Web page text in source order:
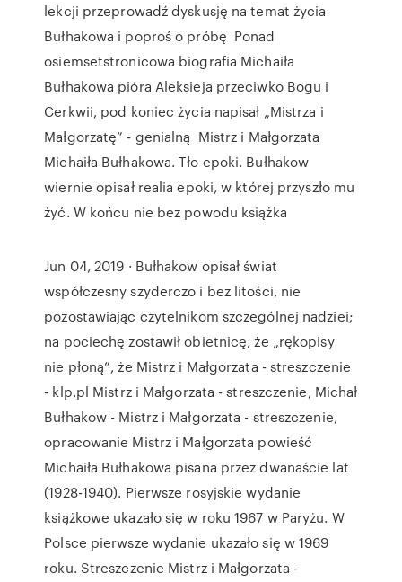
lekcji przeprowadź dyskusję na temat życia
Bułhakowa i poproś o próbę Ponad
osiemsetstronicowa biografia Michaiła
Bułhakowa pióra Aleksieja przeciwko Bogu i
Cerkwii, pod koniec życia napisał „Mistrza i
Małgorzatę” - genialną Mistrz i Małgorzata
Michaiła Bułhakowa. Tło epoki. Bułhakow
wiernie opisał realia epoki, w której przyszło mu
żyć. W końcu nie bez powodu książka
Jun 04, 2019 · Bułhakow opisał świat
współczesny szyderczo i bez litości, nie
pozostawiając czytelnikom szczególnej nadziei;
na pociechę zostawił obietnicę, że „rękopisy
nie płoną”, że Mistrz i Małgorzata - streszczenie
- klp.pl Mistrz i Małgorzata - streszczenie, Michał
Bułhakow - Mistrz i Małgorzata - streszczenie,
opracowanie Mistrz i Małgorzata powieść
Michaiła Bułhakowa pisana przez dwanaście lat
(1928-1940). Pierwsze rosyjskie wydanie
książkowe ukazało się w roku 1967 w Paryżu. W
Polsce pierwsze wydanie ukazało się w 1969
roku. Streszczenie Mistrz i Małgorzata -